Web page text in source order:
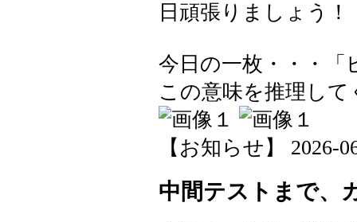
日頑張りましょう！
今日の一枚・・・「
この意味を推理し
【お知らせ】 2026-
中間テストまで、